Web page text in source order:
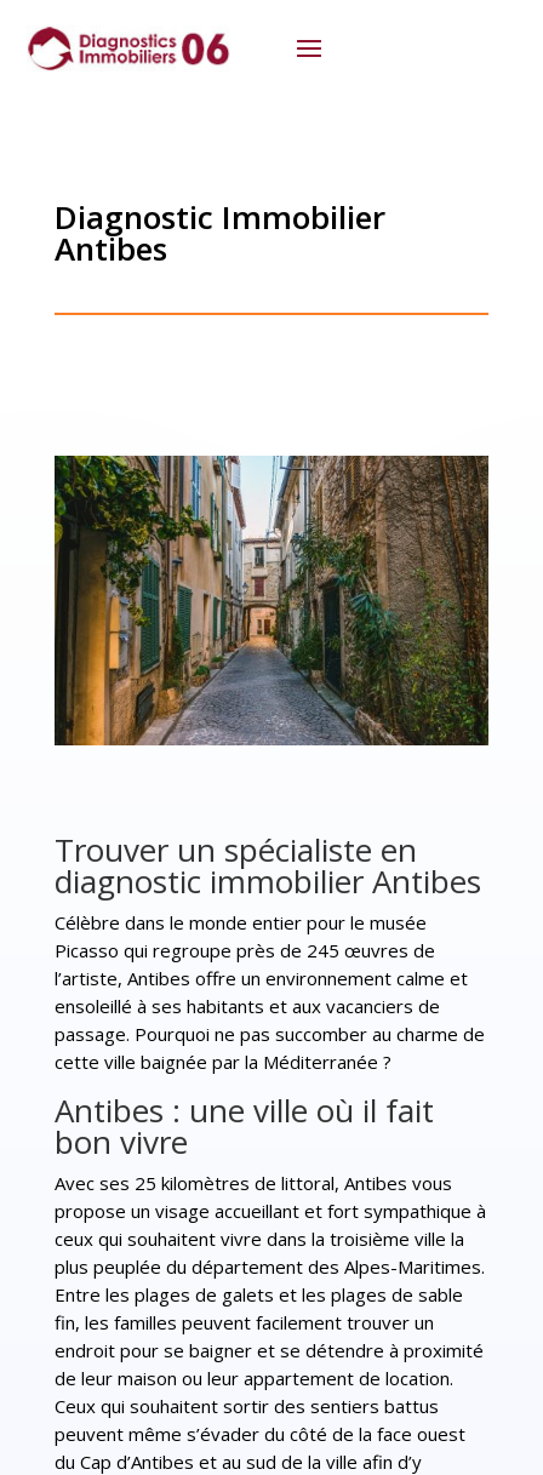
Diagnostic Immobilier
Antibes
Trouver un spécialiste en
diagnostic immobilier Antibes
Célèbre dans le monde entier pour le musée
Picasso qui regroupe près de 245 œuvres de
l’artiste, Antibes offre un environnement calme et
ensoleillé à ses habitants et aux vacanciers de
passage. Pourquoi ne pas succomber au charme de
cette ville baignée par la Méditerranée ?
Antibes : une ville où il fait
bon vivre
Avec ses 25 kilomètres de littoral, Antibes vous
propose un visage accueillant et fort sympathique à
ceux qui souhaitent vivre dans la troisième ville la
plus peuplée du département des Alpes-Maritimes.
Entre les plages de galets et les plages de sable
fin, les familles peuvent facilement trouver un
endroit pour se baigner et se détendre à proximité
de leur maison ou leur appartement de location.
Ceux qui souhaitent sortir des sentiers battus
peuvent même s’évader du côté de la face ouest
du Cap d’Antibes et au sud de la ville afin d’y